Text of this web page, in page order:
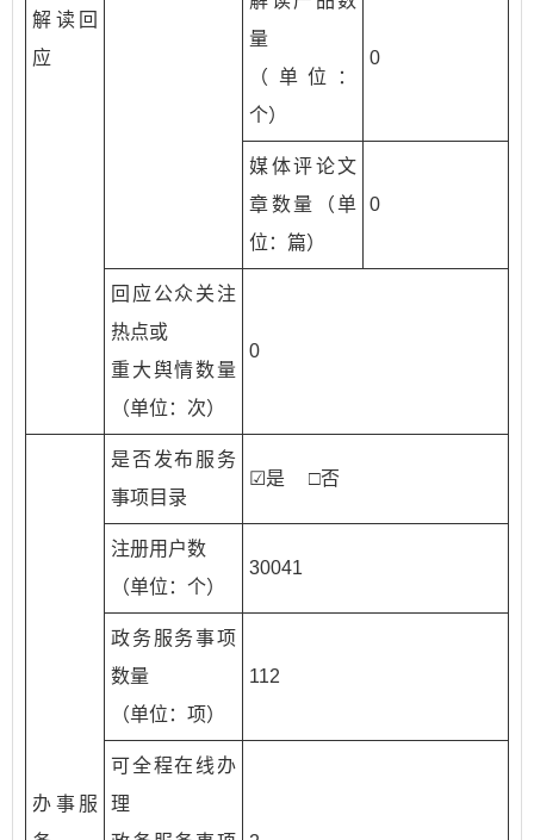
解读回
应
量
（单位：
个）
0
媒体评论文
章数量（单
位：篇）
0
回应公众关注
热点或
重大舆情数量
（单位：次）
0
办事服
是否发布服务
事项目录
☑是 □否
注册用户数
（单位：个）
30041
政务服务事项
数量
（单位：项）
112
可全程在线办
理